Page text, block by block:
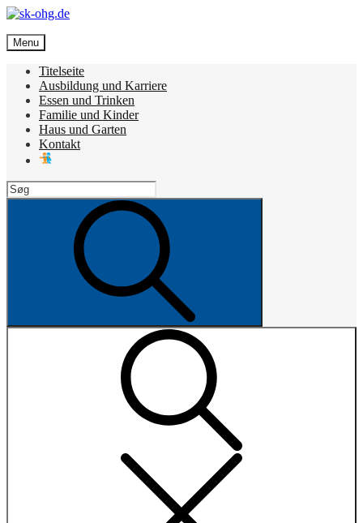
Skip
content
sk-ohg.de
Die besten Neuigkeiten
Menu
Titelseite
Ausbildung und Karriere
Essen und Trinken
Familie und Kinder
Haus und Garten
Kontakt
Search
for: